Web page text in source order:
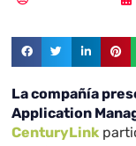
La compañía
Application
CenturyLink